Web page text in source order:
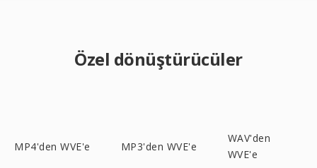
Özel dönüştürücüler
MP4'den WVE'e MP3'den WVE'e
WAV'den
WVE'e